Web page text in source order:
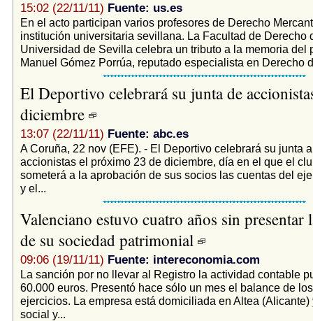
15:02 (22/11/11) Fuente: us.es
En el acto participan varios profesores de Derecho
institución universitaria sevillana. La Facultad de Derecho
Universidad de Sevilla celebra un tributo a la memoria del
Manuel Gómez Porrúa, reputado especialista en Derecho
El Deportivo celebrará su junta de
diciembre
13:07 (22/11/11) Fuente: abc.es
A Coruña, 22 nov (EFE). - El Deportivo celebrará su junta
accionistas el próximo 23 de diciembre, día en el que el
someterá a la aprobación de sus socios las cuentas del
y el...
Valenciano estuvo cuatro años sin presentar
de su sociedad patrimonial
09:06 (19/11/11) Fuente: intereconomia.com
La sanción por no llevar al Registro la actividad contable
60.000 euros. Presentó hace sólo un mes el balance de
ejercicios. La empresa está domiciliada en Altea (Alicante)
social y...